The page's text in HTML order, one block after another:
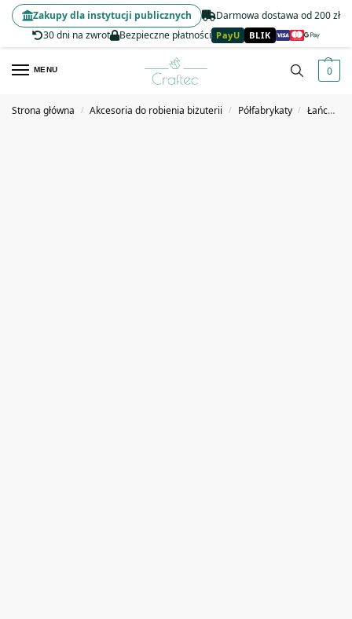
Darmowa dostawa od 200 zł
30 dni na zwrot
Bezpieczne płatności PayU BLIK
Zakupy dla instytucji publicznych
MENU 0
Strona główna / Akcesoria do robienia biżuterii / Półfabrykaty / Łańcuszki, ogniwa i zapięcia jubilerskie